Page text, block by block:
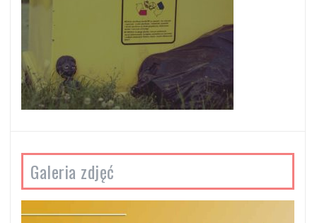
Galeria zdjęć